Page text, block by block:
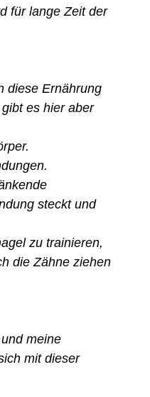
für lange Zeit der
diese Ernährung
es hier aber
steckt und
zu trainieren,
die Zähne ziehen
meine
mit dieser